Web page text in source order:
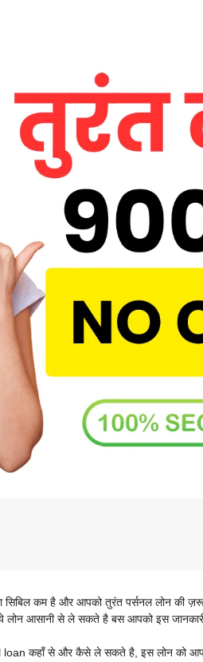
कम है और आपको तुरंत पर्सनल लोन की
आसानी से ले सकते है बस आपको इस
कहाँ से और कैसे ले सकते है, इस लोन को